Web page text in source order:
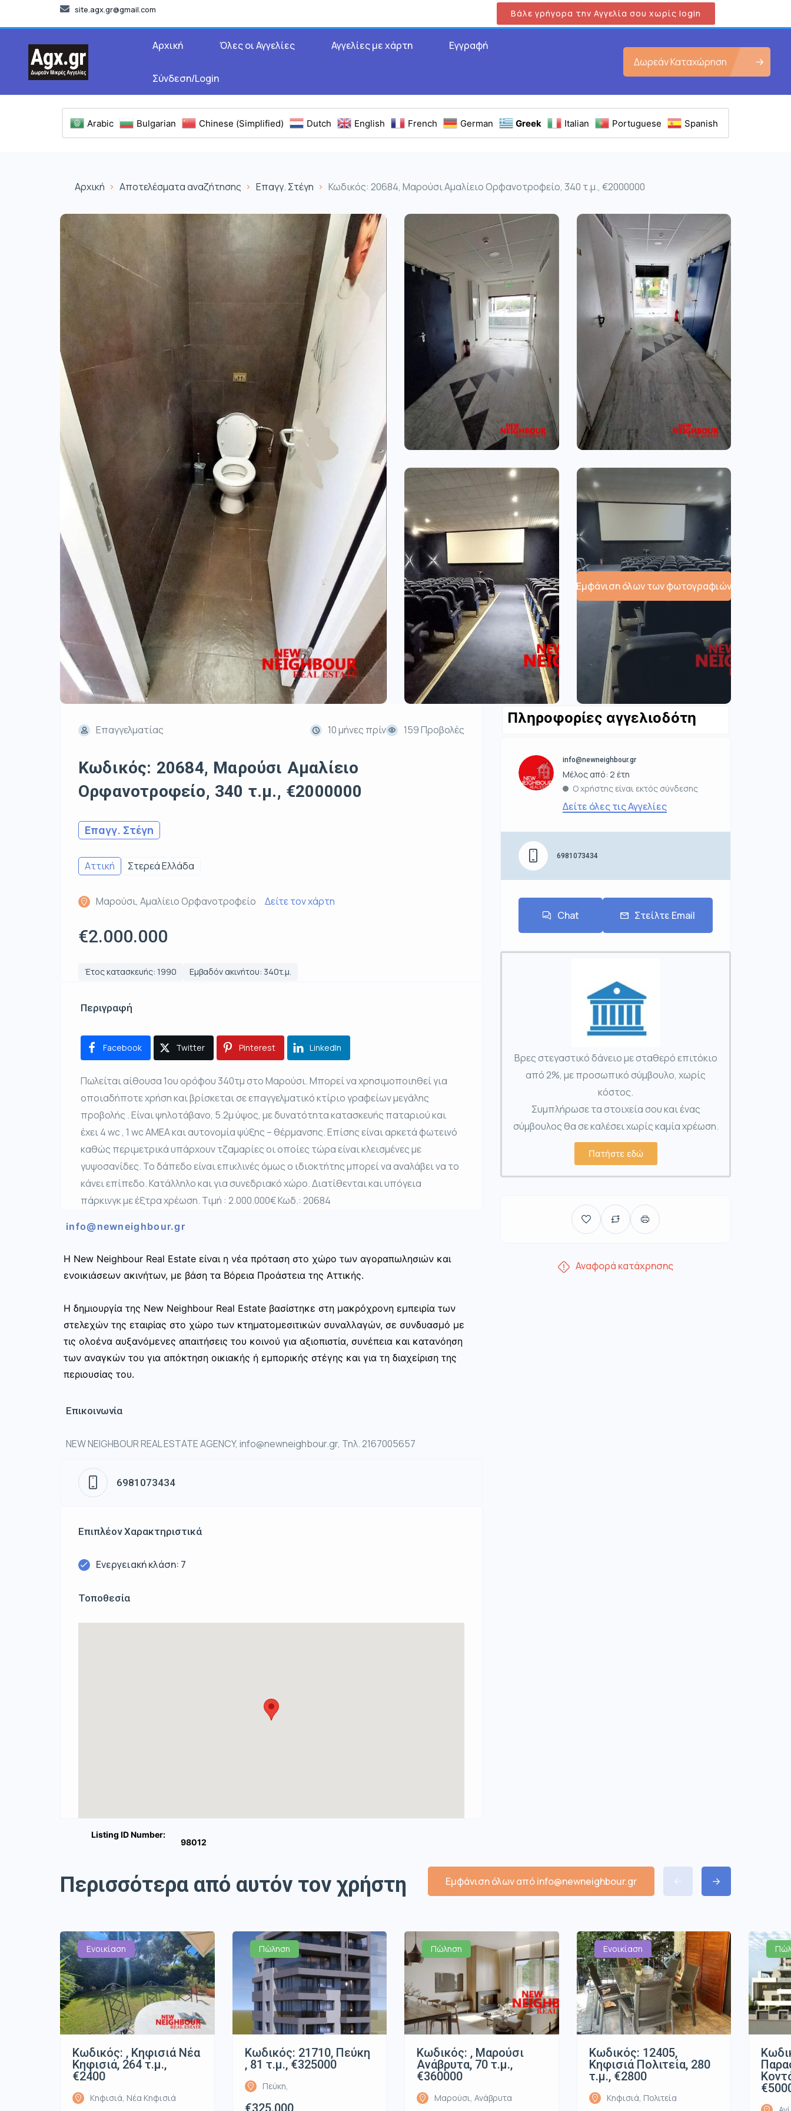
site.agx.gr@gmail.com Βάλε γρήγορα την Αγγελία σου χωρίς login
Αρχική Όλες οι Αγγελίες Αγγελίες με χάρτη Εγγραφή
Σύνδεση/Login
Δωρεάν Καταχώρηση
Arabic Bulgarian Chinese (Simplified) Dutch English French German Greek Italian Portuguese Spanish
Αρχική Αποτελέσματα αναζήτησης Επαγγ. Στέγη Κωδικός: 20684, Μαρούσι Αμαλίειο Ορφανοτροφείο, 340 τ.μ., €2000000
Εμφάνιση όλων των φωτογραφιών
Επαγγελματίας 10 μήνες πρίν 159 Προβολές
Κωδικός: 20684, Μαρούσι Αμαλίειο
Ορφανοτροφείο, 340 τ.μ., €2000000
Επαγγ. Στέγη
Αττική Στερεά Ελλάδα
Μαρούσι, Αμαλίειο Ορφανοτροφείο Δείτε τον χάρτη
€2.000.000
Έτος κατασκευής: 1990 Εμβαδόν ακινήτου: 340τ.μ.
Περιγραφή
Facebook Twitter Pinterest LinkedIn
Πωλείται αίθουσα 1ου ορόφου 340τμ στο Μαρούσι. Μπορεί να χρησιμοποιηθεί για
οποιαδήποτε χρήση και βρίσκεται σε επαγγελματικό κτίριο γραφείων μεγάλης
προβολής . Είναι ψηλοτάβανο, 5.2μ ύψος, με δυνατότητα κατασκευής παταριού και
έχει 4 wc , 1 wc ΑΜΕΑ και αυτονομία ψύξης – θέρμανσης. Επίσης είναι αρκετά φωτεινό
καθώς περιμετρικά υπάρχουν τζαμαρίες οι οποίες τώρα είναι κλεισμένες με
γυψοσανίδες. Το δάπεδο είναι επικλινές όμως ο ιδιοκτήτης μπορεί να αναλάβει να το
κάνει επίπεδο. Κατάλληλο και για συνεδριακό χώρο. Διατίθενται και υπόγεια
πάρκινγκ με έξτρα χρέωση. Τιμή : 2.000.000€ Κωδ.: 20684
info@newneighbour.gr
Η New Neighbour Real Estate είναι η νέα πρόταση στο χώρο των αγοραπωλησιών και
ενοικιάσεων ακινήτων, με βάση τα Βόρεια Προάστεια της Αττικής.
Η δημιουργία της New Neighbour Real Estate βασίστηκε στη μακρόχρονη εμπειρία των
στελεχών της εταιρίας στο χώρο των κτηματομεσιτικών συναλλαγών, σε συνδυασμό με
τις ολοένα αυξανόμενες απαιτήσεις του κοινού για αξιοπιστία, συνέπεια και κατανόηση
των αναγκών του για απόκτηση οικιακής ή εμπορικής στέγης και για τη διαχείριση της
περιουσίας του.
Επικοινωνία
NEW NEIGHBOUR REAL ESTATE AGENCY, info@newneighbour.gr, Τηλ. 2167005657
6981073434
Επιπλέον Χαρακτηριστικά
Ενεργειακή κλάση: 7
Τοποθεσία
Listing ID Number:
98012
Πληροφορίες αγγελιοδότη
info@newneighbour.gr
Μέλος από: 2 έτη
Ο χρήστης είναι εκτός σύνδεσης
Δείτε όλες τις Αγγελίες
6981073434
Chat Στείλτε Email
Βρες στεγαστικό δάνειο με σταθερό επιτόκιο
από 2%, με προσωπικό σύμβουλο, χωρίς
κόστος.
Συμπλήρωσε τα στοιχεία σου και ένας
σύμβουλος θα σε καλέσει χωρίς καμία χρέωση.
Πατήστε εδώ
Αναφορά κατάχρησης
Περισσότερα από αυτόν τον χρήστη Εμφάνιση όλων από info@newneighbour.gr
Ενοικίαση
Κωδικός: , Κηφισιά Νέα
Κηφισιά, 264 τ.μ.,
€2400
Κηφισιά, Νέα Κηφισιά
Πώληση
Κωδικός: 21710, Πεύκη
, 81 τ.μ., €325000
Πεύκη,
€325.000
Πώληση
Κωδικός: , Μαρούσι
Ανάβρυτα, 70 τ.μ.,
€360000
Μαρούσι, Ανάβρυτα
Ενοικίαση
Κωδικός: 12405,
Κηφισιά Πολιτεία, 280
τ.μ., €2800
Κηφισιά, Πολιτεία